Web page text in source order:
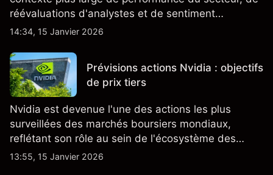
réévaluations d'analystes et de sentiment
changeant, qui ensemble aident à comprendre
14:34, 15 Janvier 2026
Prévisions actions Nvidia : objectifs
de prix tiers
Nvidia est devenue l'une des actions les plus
surveillées des marchés boursiers mondiaux,
reflétant son rôle au sein de l'écosystème des
semi-conducteurs et de l'IA.
13:55, 15 Janvier 2026